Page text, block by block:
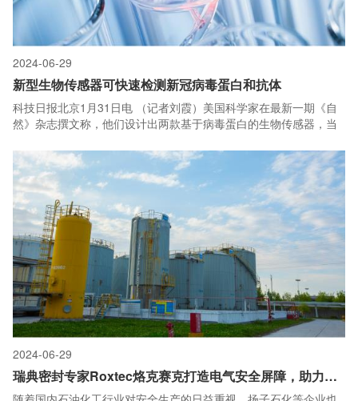
2024-06-29
新型生物传感器可快速检测新冠病毒蛋白和抗体
科技日报北京1月31日电 （记者刘霞）美国科学家在最新一期《自
然》杂志撰文称，他们设计出两款基于病毒蛋白的生物传感器，当
光。这一突破有望实现更快、更广泛的新冠病毒检测
2024-06-29
瑞典密封专家Roxtec烙克赛克打造电气安全屏障，助力扬子石化炼油结构调整